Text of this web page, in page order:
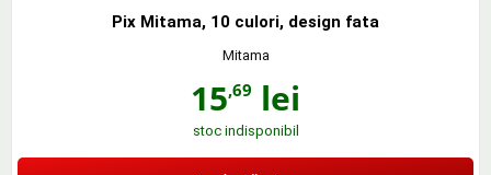
Pix Mitama, 10 culori, design fata
Mitama
15,69 lei
stoc indisponibil